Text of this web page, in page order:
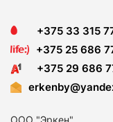
+375 33 315
+375 25 686
+375 29 686
ООО "Эркен"